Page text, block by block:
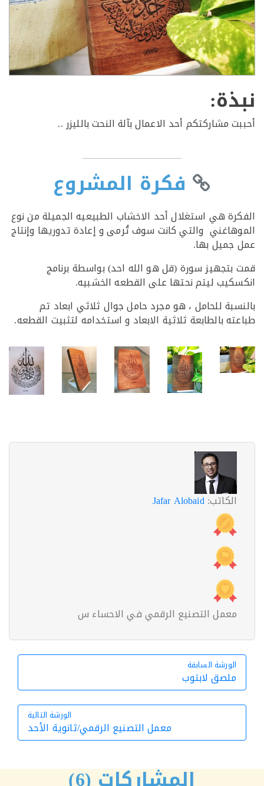
مشاركتكم أحد الاعمال بآلة النحت بالليزر ..
فكرة المشروع
هي استغلال أحد الاخشاب الطبيعيه الجميلة من نوع
والتي كانت سوف تُرمى و إعادة تدوريها وإنتاج
بها.
سورة (قل هو الله احد) بواسطة برنامج
ليتم نحتها على القطعه الخشبيه.
للحامل ، هو مجرد حامل جوال ثلاثي ابعاد تم
بالطابعة ثلاثية الابعاد و استخدامه لتثبيت القطعه.
الكاتب:Jafar Alobaid
معمل التصنيع الرقمي في الاحساء س
الورشة السابقة
الورشة السابقة
ملصق لابتوب
الورشة التالية
الورشة
معمل التصنيع الرقمي/ثانوية الأحد